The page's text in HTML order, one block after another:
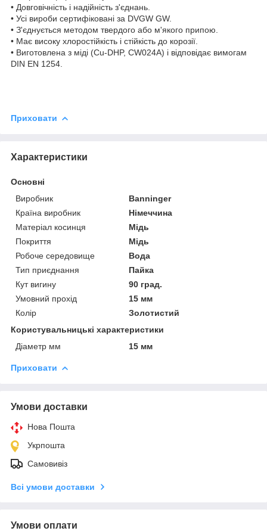
• Довговічність і надійність з'єднань.
• Усі вироби сертифіковані за DVGW GW.
• З'єднується методом твердого або м'якого припою.
• Має високу хлоростійкість і стійкість до корозії.
• Виготовлена з міді (Cu-DHP, CW024A) і відповідає вимогам
DIN EN 1254.
Приховати
Характеристики
Основні
Виробник
Banninger
Країна виробник
Німеччина
Матеріал косинця
Мідь
Покриття
Мідь
Робоче середовище
Вода
Тип приєднання
Пайка
Кут вигину
90 град.
Умовний прохід
15 мм
Колір
Золотистий
Користувальницькі характеристики
Діаметр мм
15 мм
Приховати
Умови доставки
Нова Пошта
Укрпошта
Самовивіз
Всі умови доставки
Умови оплати